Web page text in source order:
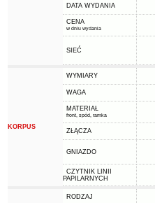
DATA WYDANIA
CENA
w dniu wydania
SIEĆ
KORPUS
WYMIARY
WAGA
MATERIAŁ
front, spód, ramka
ZŁĄCZA
GNIAZDO
CZYTNIK LINII
PAPILARNYCH
RODZAJ